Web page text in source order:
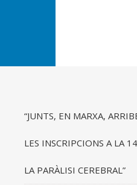
“JUNTS, EN MARXA,
LES INSCRIPCIONS A LA
LA PARÀLISI CEREBRAL”